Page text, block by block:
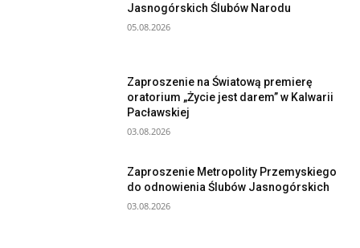
Jasnogórskich Ślubów Narodu
05.08.2026
Zaproszenie na Światową premierę
oratorium „Życie jest darem” w Kalwarii
Pacławskiej
03.08.2026
Zaproszenie Metropolity Przemyskiego
do odnowienia Ślubów Jasnogórskich
03.08.2026